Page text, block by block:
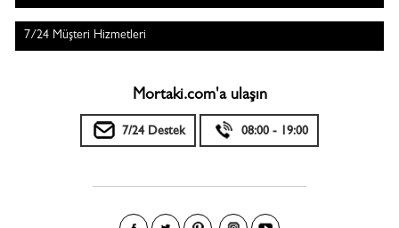
7/24 Müşteri Hizmetleri
Mortaki.com'a ulaşın
7/24 Destek 08:00 - 19:00